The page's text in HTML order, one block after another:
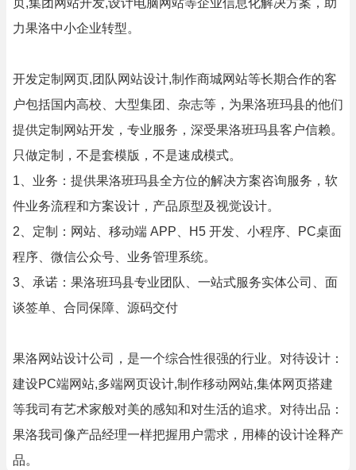
页,集团网站开发,设计电脑网站等企业信息化解决方案，助
力果洛中小企业转型。
开发定制网页,团队网站设计,制作商城网站等长期合作的客
户包括国内高校、大型集团、杂志等，为果洛班玛县的他们
提供定制网站开发，专业服务，深受果洛班玛县客户信赖。
只做定制，不是套模版，不是速成模式。
1、业务：提供果洛班玛县全方位的解决方案咨询服务，软
件业务流程和方案设计，产品原型及视觉设计。
2、定制：网站、移动端 APP、H5 开发、小程序、PC桌面
程序、微信公众号、业务管理系统。
3、承诺：果洛班玛县专业团队、一站式服务实体公司、面
谈签单、合同保障、源码交付
果洛网站设计公司，是一个综合性很强的行业。对待设计：
建设PC端网站,多端网页设计,制作移动网站,集体网页搭建
等我司有艺术家般对美的感知和对生活的追求。对待出品：
果洛我司像产品经理一样把握用户需求，用棒的设计诠释产
品。